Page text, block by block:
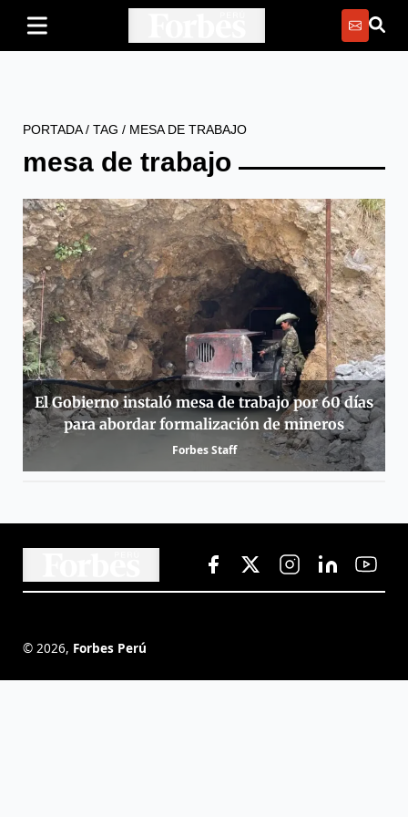
PORTADA/ TAG / MESA DE TRABAJO
mesa de trabajo
El Gobierno instaló mesa de trabajo por 60 días
para abordar formalización de mineros
Forbes Staff
© 2026, Forbes Perú